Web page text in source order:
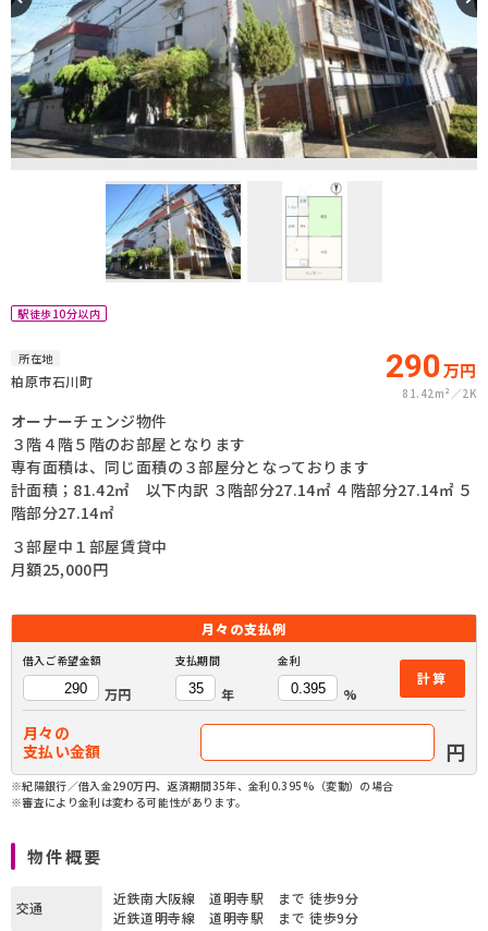
駅徒歩10分以内
所在地
柏原市石川町 290万円
81.42m² 2K
オーナーチェンジ物件
３階４階５階のお部屋となります
専有面積は、同じ面積の３部屋分となっております
計面積；81.42㎡ 以下内訳 ３階部分27.14㎡ ４階部分27.14㎡ ５
階部分27.14㎡
３部屋中１部屋賃貸中
月額25,000円
月々の支払例
借入ご希望金額
万円
支払期間
年
金利
%
計算
月々の
支払い金額
円
※紀陽銀行／借入金290万円、返済期間35年、金利0.395%（変動）の場合
※審査により金利は変わる可能性があります。
物件概要
交通
近鉄南大阪線 道明寺駅 まで 徒歩9分
近鉄道明寺線 道明寺駅 まで 徒歩9分